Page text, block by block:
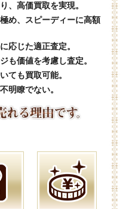
、高価買取を実現。
め、スピーディーに高額
応じた適正査定。
も価値を考慮し査定。
ても買取可能。
明瞭でない。